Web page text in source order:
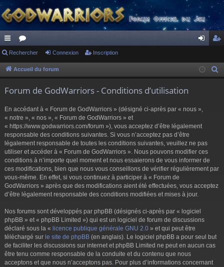
ac
co
s
or
u ne cri
Rechercher Connexion Inscription
Accueil du forum
Forum de GodWarriors - Conditions d’utilisation
En accédant à « Forum de GodWarriors » (désigné ci-après par « nous »,
« notre », « nos », « Forum de GodWarriors » et
« https://www.godwarriors.com/forum »), vous acceptez d’être légalement
responsable des conditions suivantes. Si vous n’acceptez pas d’être
légalement responsable de toutes les conditions suivantes, veuillez ne pas
utiliser et accéder à « Forum de GodWarriors ». Nous pouvons modifier ces
conditions à n’importe quel moment et nous essaierons de vous informer de
ces modifications, bien que nous vous conseillons de vérifier régulièrement par
vous-même. En effet, si vous continuez à participer à « Forum de
GodWarriors » après que des modifications aient été effectuées, vous acceptez
d’être légalement responsable des conditions modifiées et mises à jour.
Nos forums sont développés par phpBB (désignés ci-après par « logiciel
phpBB » et « phpBB Limited ») qui est un logiciel de forum de discussions
déclaré sous la « licence publique générale GNU 2.0 » et qui peut être
téléchargé sur le site de phpBB (en anglais). Le logiciel phpBB a pour seul but
de faciliter les discussions sur internet et phpBB Limited ne peut en aucun cas
être tenu comme responsable de la conduite et du contenu que nous
acceptons et que nous n’acceptons pas. Pour plus d’informations concernant